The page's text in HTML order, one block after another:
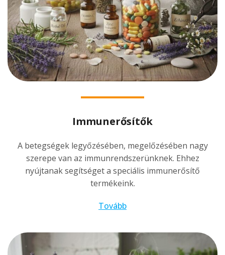
Immunerősítők
A betegségek legyőzésében, megelőzésében nagy
szerepe van az immunrendszerünknek. Ehhez
nyújtanak segítséget a speciális immunerősítő
termékeink.
Tovább